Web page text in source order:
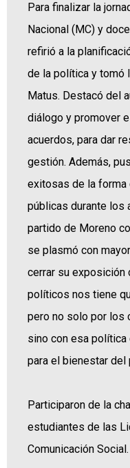
Para finalizar la
Nacional (MC) y
refirió a la
de la política y tomó
Matus. Destacó del
diálogo y promover
acuerdos, para dar
gestión. Además,
exitosas de la forma
públicas durante los
partido de Moreno
se plasmó con
cerrar su exposición
políticos nos tiene
pero no solo por los
sino con esa política
para el bienestar del
Participaron de la
estudiantes de las
Comunicación Social.